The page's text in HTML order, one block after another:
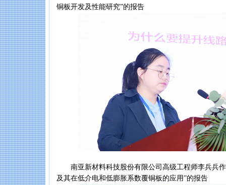
铜板开发及性能研究”的报告
南亚新材料科技股份有限公司高级工程师李兵兵作
及其在低介电和低膨胀系数覆铜板的应用”的报告